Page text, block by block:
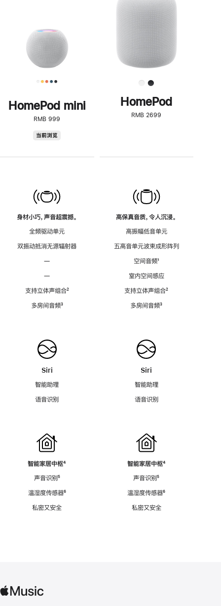
HomePod mini
RMB 999
当前浏览
身材小巧，声音超震撼。
全频驱动单元
双振动抵消无源辐射器
—
—
支持立体声组合脚
²
多房间音频脚
³
Siri
智能助理
语音识别
智能家居中枢脚
⁴
声音识别脚
⁵
温湿度传感器脚
⁶
私密又安全
了
解
HomePod<
HomePod
RMB 2699
高保真音质，令人沉浸。
高振幅低音单元
五高音单元波束成形阵列
空间音频脚
¹
室内空间感应
支持立体声组合脚
²
多房间音频脚
³
Siri
智能助理
语音识别
智能家居中枢脚
⁴
声音识别脚
⁵
温湿度传感器脚
⁶
私密又安全